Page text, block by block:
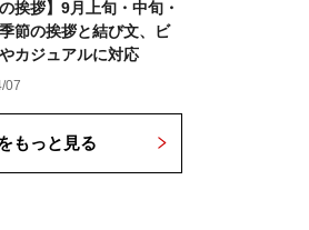
の挨拶】9月上旬・中旬・
節の挨拶と結び文、ビ
カジュアルに対応
07
もっと見る